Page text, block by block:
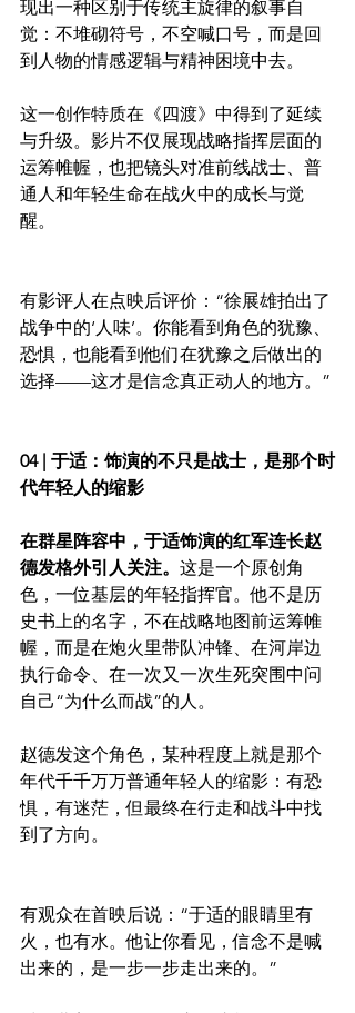
现出一种区别于传统主旋律的叙事自
觉：不堆砌符号，不空喊口号，而是回
到人物的情感逻辑与精神困境中去。
这一创作特质在《四渡》中得到了延续
与升级。影片不仅展现战略指挥层面的
运筹帷幄，也把镜头对准前线战士、普
通人和年轻生命在战火中的成长与觉
醒。
有影评人在点映后评价：“徐展雄拍出了
战争中的‘人味’。你能看到角色的犹豫、
恐惧，也能看到他们在犹豫之后做出的
选择——这才是信念真正动人的地方。”
04 | 于适：饰演的不只是战士，是那个时
代年轻人的缩影
在群星阵容中，于适饰演的红军连长赵
德发格外引人关注。 这是一个原创角
色，一位基层的年轻指挥官。他不是历
史书上的名字，不在战略地图前运筹帷
幄，而是在炮火里带队冲锋、在河岸边
执行命令、在一次又一次生死突围中问
自己“为什么而战”的人。
赵德发这个角色，某种程度上就是那个
年代千千万万普通年轻人的缩影：有恐
惧，有迷茫，但最终在行走和战斗中找
到了方向。
有观众在首映后说：“于适的眼睛里有
火，也有水。他让你看见，信念不是喊
出来的，是一步一步走出来的。”